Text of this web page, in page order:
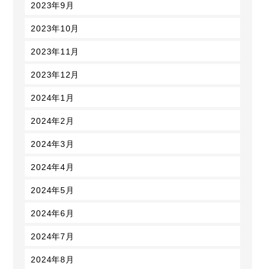
2023年9月
2023年10月
2023年11月
2023年12月
2024年1月
2024年2月
2024年3月
2024年4月
2024年5月
2024年6月
2024年7月
2024年8月